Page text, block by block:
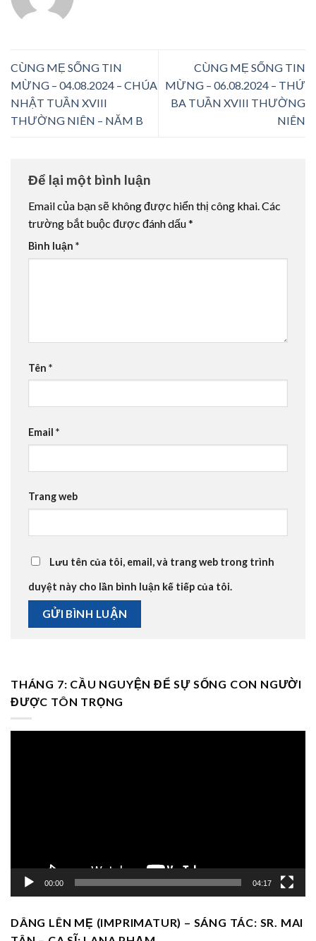
CÙNG MẸ SỐNG TIN
MỪNG – 04.08.2024 – CHÚA
NHẬT TUẦN XVIII
THƯỜNG NIÊN – NĂM B
CÙNG MẸ SỐNG TIN
MỪNG – 06.08.2024 – THỨ
BA TUẦN XVIII THƯỜNG
NIÊN
Để lại một bình luận
Email của bạn sẽ không được hiển thị công khai.Các
trường bắt buộc được đánh dấu*
Bình luận *
Tên *
Email *
Trang web
Lưu tên của tôi, email, và trang web trong trình
duyệt này cho lần bình luận kế tiếp của tôi.
THÁNG 7: CẦU NGUYỆN ĐỂ SỰ SỐNG CON NGƯỜI
ĐƯỢC TÔN TRỌNG
00:00 04:17
DÂNG LÊN MẸ (IMPRIMATUR) – SÁNG TÁC: SR. MAI